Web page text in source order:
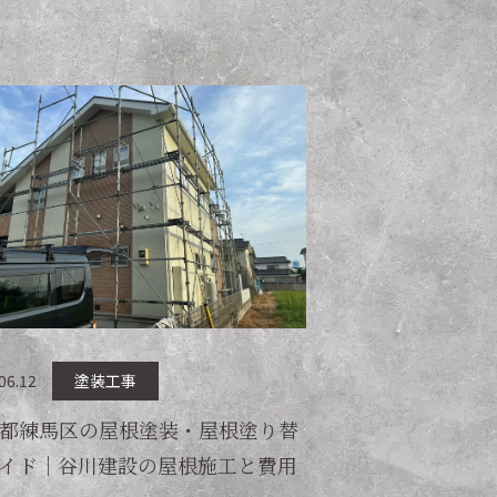
塗装工事
練馬区の屋根塗装・屋根塗り替
ド｜谷川建設の屋根施工と費用